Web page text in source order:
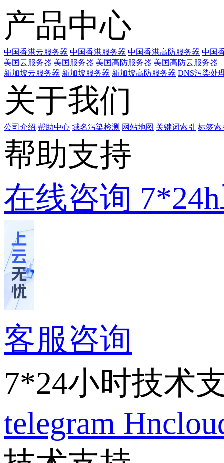
产品中心
中国香港云服务器 中国香港服务器 中国香港高防服务器 中国
美国云服务器 美国服务器 美国高防服务器 美国高防云服务器
新加坡云服务器 新加坡服务器 新加坡高防服务器 DNS污染处
关于我们
公司介绍 帮助中心 域名污染检测 网站地图 关键词索引 标签索
帮助支持
在线咨询
客服咨询
7*24小时技术
telegram